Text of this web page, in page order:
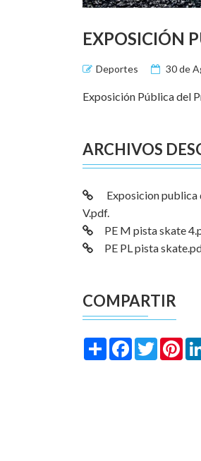
EXPOSICIÓN
Deportes 30 de
Exposición Pública del
ARCHIVOS
Exposicion publica
V.pdf.
PE M pista skate
PE PL pista
COMPARTIR
Share Facebook
Twitter